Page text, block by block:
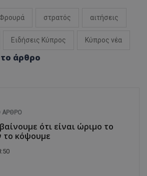
στρατός αιτήσεις
Ειδήσεις Κύπρος Κύπρος νέα
άρθρο
ΆΡΘΡΟ
ότι είναι ώριμο το
το κόψουμε